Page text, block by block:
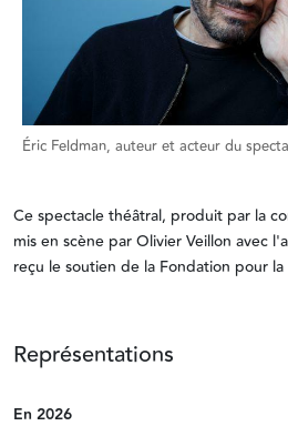
Éric Feldman, auteur et acteur du
Ce spectacle théâtral, produit par la
mis en scène par Olivier Veillon avec
reçu le soutien de la Fondation pour
Représentations
En 2026